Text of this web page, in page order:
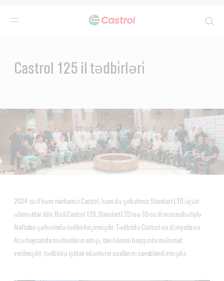
Castrol 125 il tədbi̇rləri̇
2024-cü il həm markamız Castrol, həm də şirkətimiz Standart LTD üçün
əlamətdar ildir. Bu il Castrol 125, Standart LTD isə 30-cu ili münasibətiylə
Naftalan şəhərində tədbir keçirmişdir. Tədbirdə Castrol-un dünyada və
Azərbaycanda məhsulların satışı, tanıtılması haqqında məlumat
verilmişdir, tədbirdə iştirak edənlərin suallarını cavablandırmışdır.